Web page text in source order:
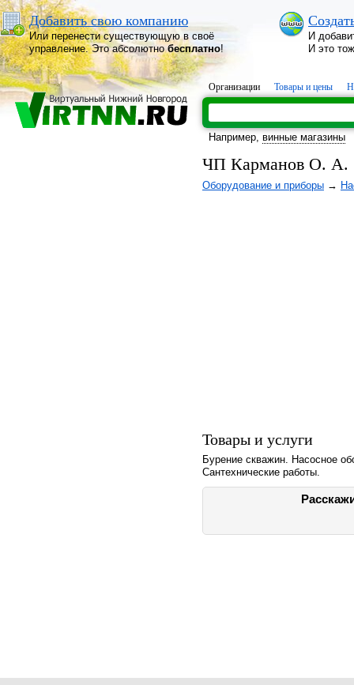
Добавить свою компанию
Или перенести существующую в своё
управление. Это абсолютнобесплатно!
И
И это
Организации Товары и цены
Например, винные магазины
ЧП Карманов О. А.
Оборудование и приборы →
Товары и услуги
Бурение скважин. Насосное
Сантехнические работы.